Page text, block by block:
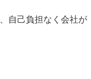
自己負担なく会社が